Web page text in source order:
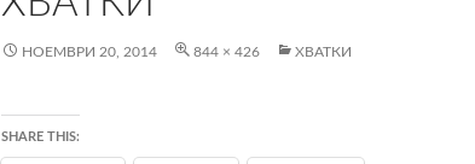
НОЕМВРИ 20, 2014 844 × 426 ХВАТКИ
SHARE THIS: